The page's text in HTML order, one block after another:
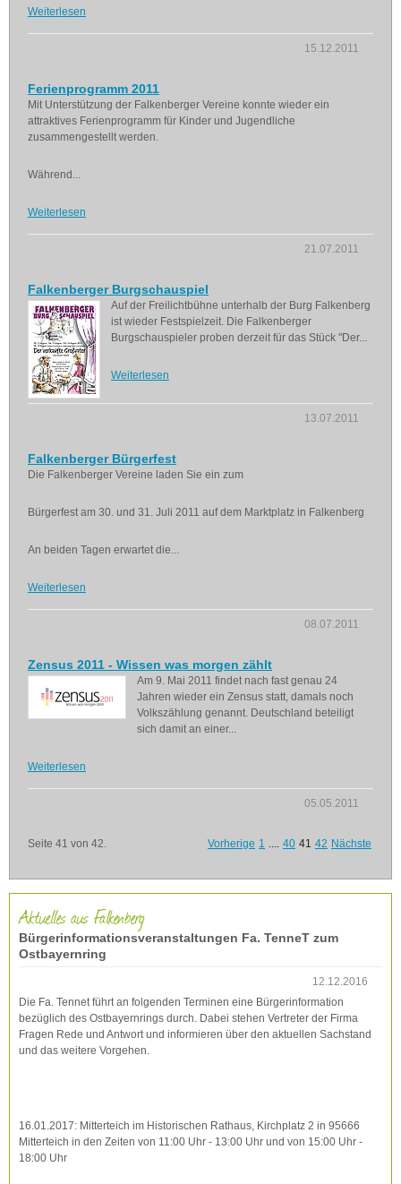
Weiterlesen
15.12.2011
Ferienprogramm 2011
Mit Unterstützung der Falkenberger Vereine konnte wieder ein
attraktives Ferienprogramm für Kinder und Jugendliche
zusammengestellt werden.
Während...
Weiterlesen
21.07.2011
Falkenberger Burgschauspiel
Auf der Freilichtbühne unterhalb der Burg Falkenberg
ist wieder Festspielzeit. Die Falkenberger
Burgschauspieler proben derzeit für das Stück "Der...
Weiterlesen
13.07.2011
Falkenberger Bürgerfest
Die Falkenberger Vereine laden Sie ein zum
Bürgerfest am 30. und 31. Juli 2011 auf dem Marktplatz in Falkenberg
An beiden Tagen erwartet die...
Weiterlesen
08.07.2011
Zensus 2011 - Wissen was morgen zählt
Am 9. Mai 2011 findet nach fast genau 24
Jahren wieder ein Zensus statt, damals noch
Volkszählung genannt. Deutschland beteiligt
sich damit an einer...
Weiterlesen
05.05.2011
Seite 41 von 42. Vorherige 1 .... 40 41 42 Nächste
Aktuelles aus Falkenberg
Bürgerinformationsveranstaltungen Fa. TenneT zum
Ostbayernring
12.12.2016
Die Fa. Tennet führt an folgenden Terminen eine Bürgerinformation
bezüglich des Ostbayernrings durch. Dabei stehen Vertreter der Firma
Fragen Rede und Antwort und informieren über den aktuellen Sachstand
und das weitere Vorgehen.
16.01.2017: Mitterteich im Historischen Rathaus, Kirchplatz 2 in 95666
Mitterteich in den Zeiten von 11:00 Uhr - 13:00 Uhr und von 15:00 Uhr -
18:00 Uhr